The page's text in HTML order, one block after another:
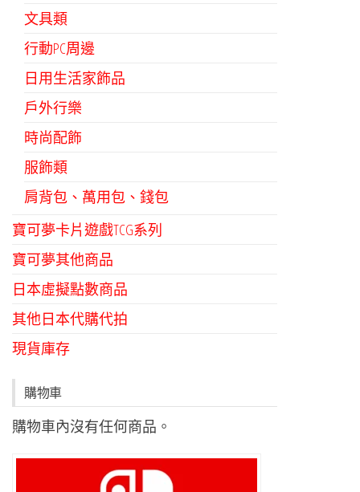
文具類
行動PC周邊
日用生活家飾品
戶外行樂
時尚配飾
服飾類
肩背包、萬用包、錢包
寶可夢卡片遊戲TCG系列
寶可夢其他商品
日本虛擬點數商品
其他日本代購代拍
現貨庫存
購物車
購物車內沒有任何商品。